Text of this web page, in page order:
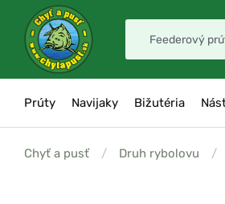
Prúty Navijaky Bižutéria
Chyť a pusť / Druh rybolovu /